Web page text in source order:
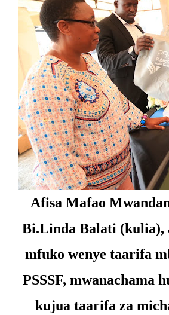
Afisa Mafao
Bi.Linda Balati (kulia),
mfuko wenye taarifa
PSSSF, mwanachama
kujua taarifa za